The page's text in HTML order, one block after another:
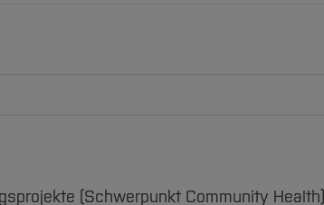
(Schwerpunkt Community Health)